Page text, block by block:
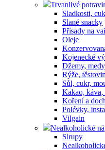
Trvanlivé
Sladkosti,
Slané snacky
Přísady na
Oleje
Kojenecké
Džemy,
Rýže,
Sůl, cukr,
Kakao, káva,
Koření a
Polévky,
Vilgain
Nealkoholické
Sirupy